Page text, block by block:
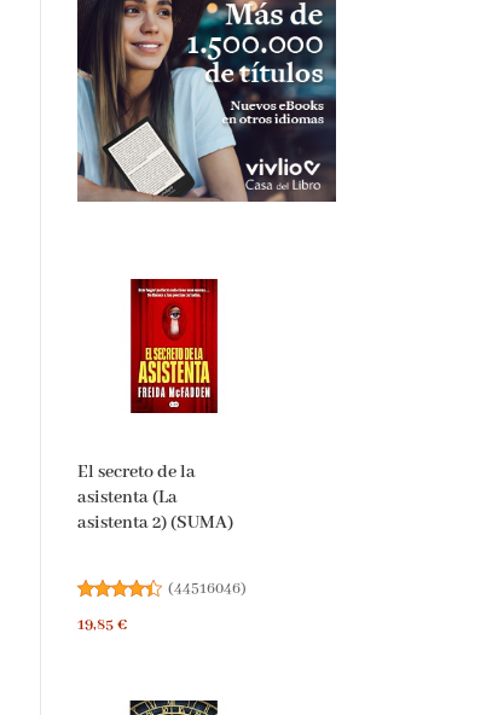
El secreto de la
asistenta (La
asistenta 2) (SUMA)
(44516046)
19,85 €